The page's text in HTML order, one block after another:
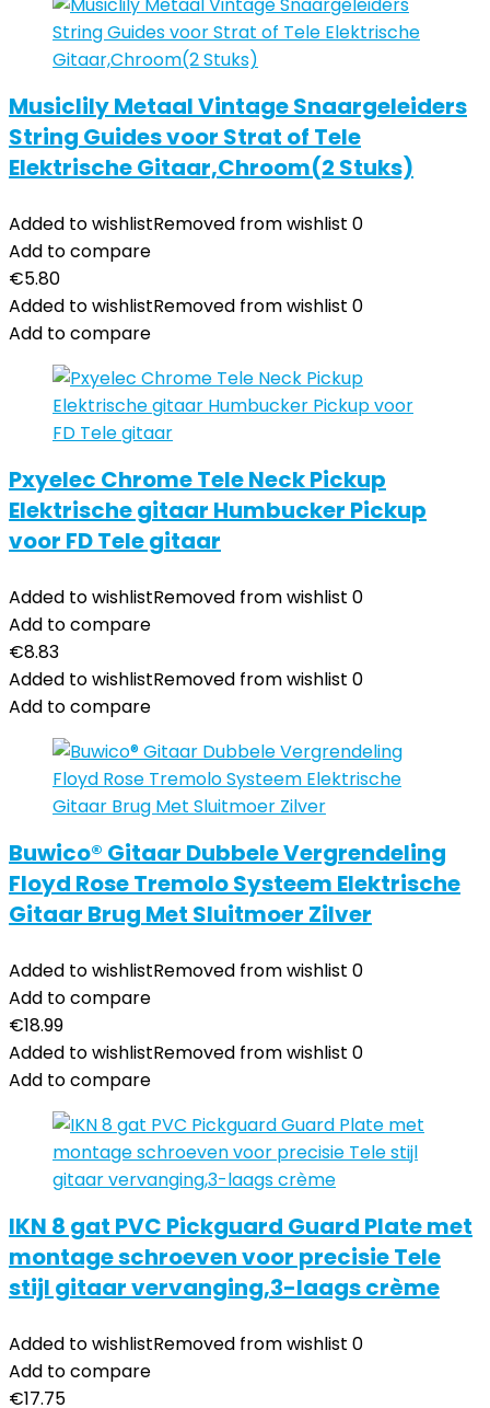
Musiclily Metaal Vintage Snaargeleiders
String Guides voor Strat of Tele
Elektrische Gitaar,Chroom(2 Stuks)
Added to wishlistRemoved from wishlist 0
Add to compare
€5.80
Added to wishlistRemoved from wishlist 0
Add to compare
Pxyelec Chrome Tele Neck Pickup
Elektrische gitaar Humbucker Pickup
voor FD Tele gitaar
Added to wishlistRemoved from wishlist 0
Add to compare
€8.83
Added to wishlistRemoved from wishlist 0
Add to compare
Buwico® Gitaar Dubbele Vergrendeling
Floyd Rose Tremolo Systeem Elektrische
Gitaar Brug Met Sluitmoer Zilver
Added to wishlistRemoved from wishlist 0
Add to compare
€18.99
Added to wishlistRemoved from wishlist 0
Add to compare
IKN 8 gat PVC Pickguard Guard Plate met
montage schroeven voor precisie Tele
stijl gitaar vervanging,3-laags crème
Added to wishlistRemoved from wishlist 0
Add to compare
€17.75